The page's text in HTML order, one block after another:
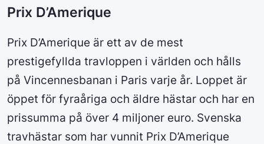
Prix D’Amerique
Prix D’Amerique är ett av de mest
prestigefyllda travloppen i världen och hålls
på Vincennesbanan i Paris varje år. Loppet är
öppet för fyraåriga och äldre hästar och har en
prissumma på över 4 miljoner euro. Svenska
travhästar som har vunnit Prix D’Amerique